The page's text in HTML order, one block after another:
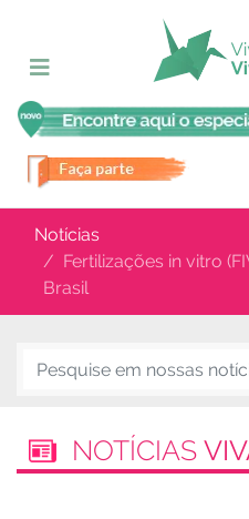
Notícias
Fertilizações in vitro
Brasil
NOTÍCIAS